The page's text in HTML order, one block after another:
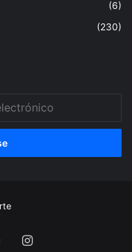
(6)
(230)
YouTubeInstagram